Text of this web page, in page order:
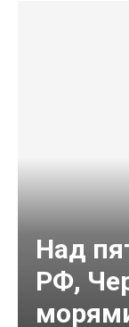
Над
РФ,